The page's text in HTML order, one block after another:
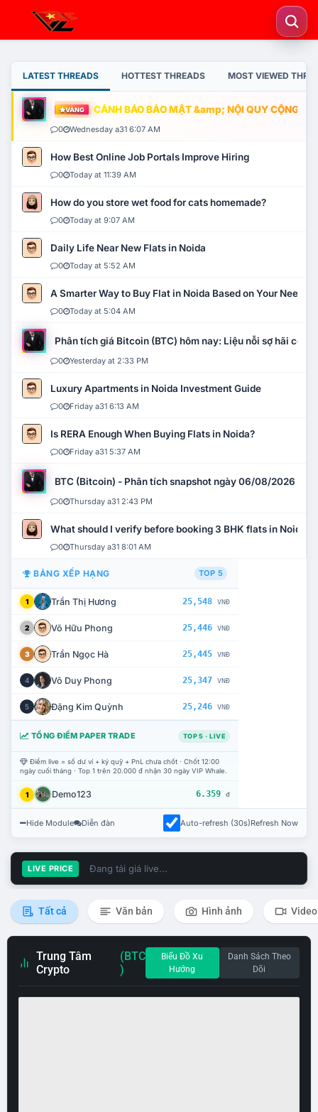
LATEST THREADS HOTTEST THREADS MOST VIEWED
VÀNG CẢNH BÁO BẢO MẬT &amp; NỘI QUY CỘNG
0 Wednesday a31 6:07 AM
How Best Online Job Portals Improve Hiring
0 Today at 11:39 AM
How do you store wet food for cats homemade?
0 Today at 9:07 AM
Daily Life Near New Flats in Noida
0 Today at 5:52 AM
A Smarter Way to Buy Flat in Noida Based on Your Needs
0 Today at 5:04 AM
Phân tích giá Bitcoin (BTC) hôm nay: Liệu nỗi sợ hãi có
0 Yesterday at 2:33 PM
Luxury Apartments in Noida Investment Guide
0 Friday a31 6:13 AM
Is RERA Enough When Buying Flats in Noida?
0 Friday a31 5:37 AM
BTC (Bitcoin) - Phân tích snapshot ngày 06/08/2026
0 Thursday a31 2:43 PM
What should I verify before booking 3 BHK flats in Noida?
0 Thursday a31 8:01 AM
BẢNG XẾP HẠNG TOP 5
1 Trần Thị Hương 25,548 VNĐ
2 Võ Hữu Phong 25,446 VNĐ
3 Trần Ngọc Hà 25,445 VNĐ
4 Võ Duy Phong 25,347 VNĐ
5 Đặng Kim Quỳnh 25,246 VNĐ
TỔNG ĐIỂM PAPER TRADE TOP 5 · LIVE
Điểm live = số dư ví + ký quỹ + PnL chưa chốt · Chốt 12:00
ngày cuối tháng · Top 1 trên 20.000 đ nhận 30 ngày VIP Whale.
1 Demo123 6.359 đ
Hide Module Diễn đàn Auto-refresh (30s)Refresh Now
LIVE PRICE Đang tải giá live...
Tất cả Văn bản Hình ảnh Video
Trung Tâm
Crypto
(BTC
)
Biểu Đồ Xu
Hướng
Danh Sách Theo
Dõi